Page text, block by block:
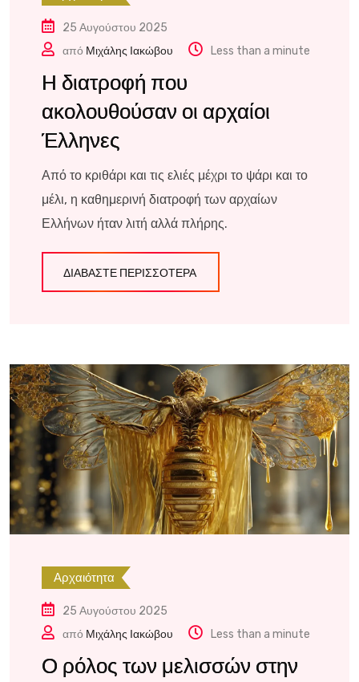
25 Αυγούστου 2025
από Μιχάλης Ιακώβου Less than a minute
Η διατροφή που
ακολουθούσαν οι αρχαίοι
Έλληνες
Από το κριθάρι και τις ελιές μέχρι το ψάρι και το
μέλι, η καθημερινή διατροφή των αρχαίων
Ελλήνων ήταν λιτή αλλά πλήρης.
ΔΙΑΒΆΣΤΕ ΠΕΡΙΣΣΌΤΕΡΑ
Αρχαιότητα
25 Αυγούστου 2025
από Μιχάλης Ιακώβου Less than a minute
Ο ρόλος των μελισσών στην